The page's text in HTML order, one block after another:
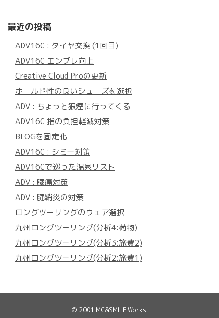
最近の投稿
ADV160 : タイヤ交換 (1回目)
ADV160 エンブレ向上
Creative Cloud Proの更新
ホールド性の良いシューズを選択
ADV : ちょっと狼煙に行ってくる
ADV160 指の負担軽減対策
BLOGを固定化
ADV160 : シミー対策
ADV160で巡った温泉リスト
ADV : 腰痛対策
ADV : 腱鞘炎の対策
ロングツーリングのウェア選択
九州ロングツーリング(分析4:荷物)
九州ロングツーリング(分析3:旅費2)
九州ロングツーリング(分析2:旅費1)
© 2001 MC&SMILE Works.